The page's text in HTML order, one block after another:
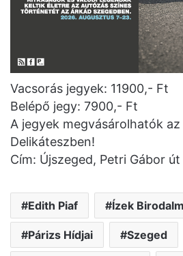
Vacsorás jegyek: 11900,- Ft
Belépő jegy: 7900,- Ft
A jegyek megvásárolhatók
Delikáteszben!
Cím: Újszeged, Petri Gábor út
Edith Piaf Ízek
Párizs Hídjai Szeged